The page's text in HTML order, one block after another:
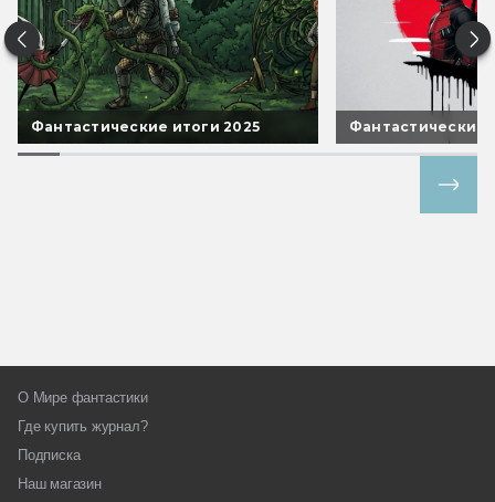
Фантастические итоги 2025 Фантастические
О Мире фантастики
Где купить журнал?
Подписка
Наш магазин